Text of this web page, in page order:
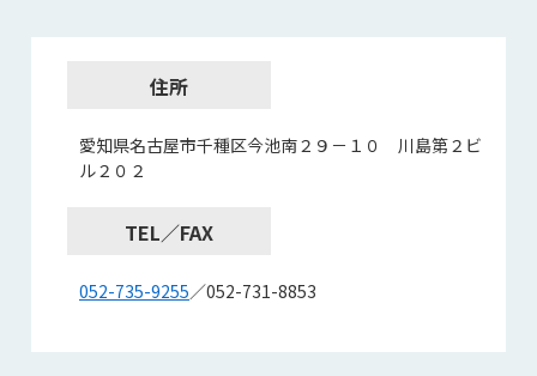
住所
愛知県名古屋市千種区今池南２９－１０ 川島第２ビ
ル２０２
TEL／FAX
052-735-9255／052-731-8853